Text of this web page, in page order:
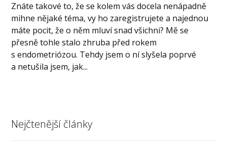
Znáte takové to, že se kolem vás docela nenápadně
mihne nějaké téma, vy ho zaregistrujete a najednou
máte pocit, že o něm mluví snad všichni? Mě se
přesně tohle stalo zhruba před rokem
s endometriózou. Tehdy jsem o ní slyšela poprvé
a netušila jsem, jak...
Nejčtenější články